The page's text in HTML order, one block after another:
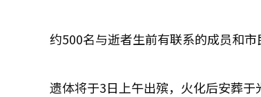
约500名与逝者生前有联系的成员和
遗体将于3日上午出殡，火化后安葬于